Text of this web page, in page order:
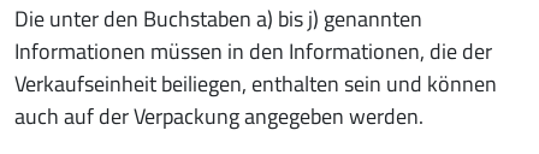
Die unter den Buchstaben a) bis j) genannten
Informationen müssen in den Informationen, die der
Verkaufseinheit beiliegen, enthalten sein und können
auch auf der Verpackung angegeben werden.